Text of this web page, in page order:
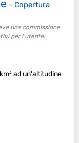
- Copertura
una commissione
per l’utente.
ad un'altitudine